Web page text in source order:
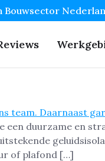
Bouwsector
duurzame en
of plafond […]